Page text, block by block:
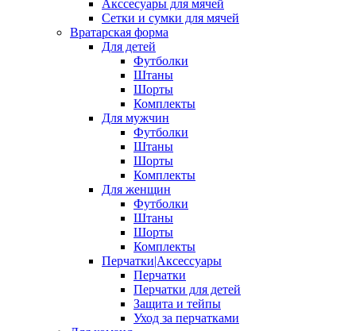
Акссесуары для мячей
Сетки и сумки для мячей
Вратарская форма
Для детей
Футболки
Штаны
Шорты
Комплекты
Для мужчин
Футболки
Штаны
Шорты
Комплекты
Для женщин
Футболки
Штаны
Шорты
Комплекты
Перчатки|Аксессуары
Перчатки
Перчатки для детей
Защита и тейпы
Уход за перчатками